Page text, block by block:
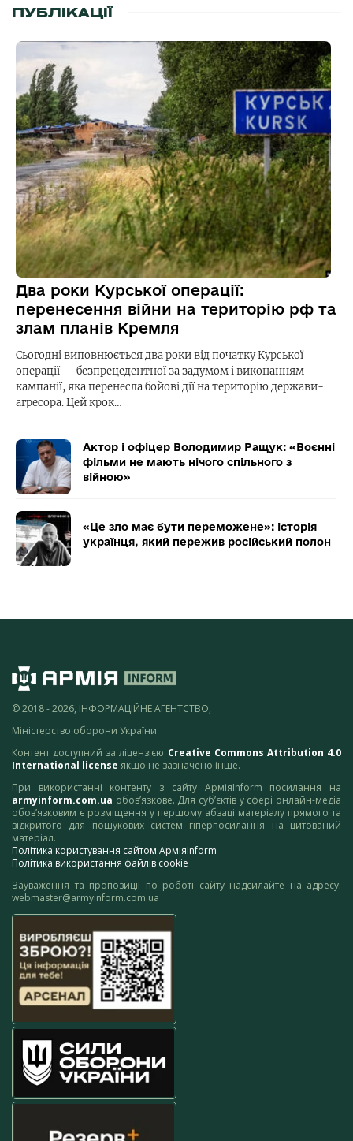
ПУБЛІКАЦІЇ
Два роки Курської операції:
перенесення війни на територію рф та
злам планів Кремля
Сьогодні виповнюється два роки від початку Курської
операції — безпрецедентної за задумом і виконанням
кампанії, яка перенесла бойові дії на територію держави-
агресора. Цей крок…
Актор і офіцер Володимир Ращук: «Воєнні
фільми не мають нічого спільного з
війною»
«Це зло має бути переможене»: історія
українця, який пережив російський полон
© 2018 - 2026, ІНФОРМАЦІЙНЕ АГЕНТСТВО,
Міністерство оборони України
Контент доступний за ліцензією Creative Commons Attribution 4.0
International license якщо не зазначено інше.
При використанні контенту з сайту АрміяInform посилання на
armyinform.com.ua обов’язкове. Для суб’єктів у сфері онлайн-медіа
обов’язковим є розміщення у першому абзаці матеріалу прямого та
відкритого для пошукових систем гіперпосилання на цитований
матеріал.
Політика користування сайтом АрміяInform
Політика використання файлів cookie
Зауваження та пропозиції по роботі сайту надсилайте на адресу:
webmaster@armyinform.com.ua